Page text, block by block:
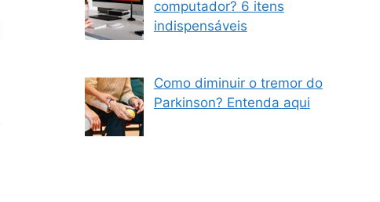
computador? 6 itens
indispensáveis
Como diminuir o tremor do
Parkinson? Entenda aqui